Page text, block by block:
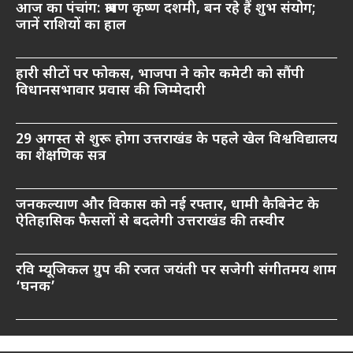
आज का पंचांग: श्रावण कृष्ण दशमी, बन रहे हैं शुभ संयोग;
जानें राशियों का हाल
हारी सीटों पर फोकस, भाजपा ने कोर कमेटी को सौंपी
विधानसभावार प्रवास की जिम्मेदारी
29 अगस्त से शुरू होगा उत्तराखंड के पहले खेल विश्वविद्यालय
का शैक्षणिक सत्र
जनकल्याण और विकास को नई रफ्तार, धामी कैबिनेट के
ऐतिहासिक फैसलों से बदलेगी उत्तराखंड की तस्वीर
रवि म्यूजिकल ग्रुप की रजत जयंती पर सजेगी संगीतमय शाम
‘घनक’